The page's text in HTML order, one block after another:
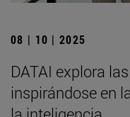
08 | 10 | 2025
DATAI explora
inspirándose en